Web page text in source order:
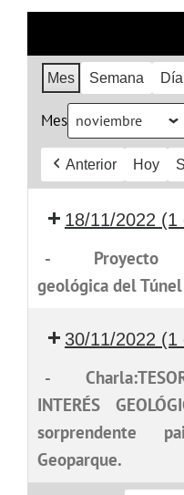
Mes Semana Día
Mes
Anterior Hoy
18/11/2022 (1
-
Proyecto
geológica del
30/11/2022 (1
-
INTERÉS
sorprendente
Geoparque.